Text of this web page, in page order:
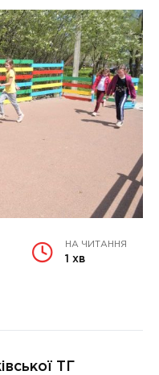
НА ЧИТАННЯ
1 хв
ТГ